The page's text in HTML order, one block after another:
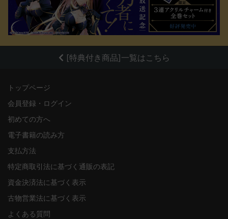
[特典付き商品]一覧はこちら
トップページ
会員登録・ログイン
初めての方へ
電子書籍の読み方
支払方法
特定商取引法に基づく通販の表記
資金決済法に基づく表示
古物営業法に基づく表示
よくある質問